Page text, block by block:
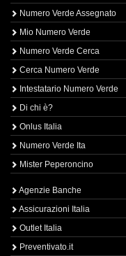
Numero Verde Assegnato
Mio Numero Verde
Numero Verde Cerca
Cerca Numero Verde
Intestatario Numero Verde
Di chi è?
Onlus Italia
Numero Verde Ita
Mister Peperoncino
Agenzie Banche
Assicurazioni Italia
Outlet Italia
Preventivato.it